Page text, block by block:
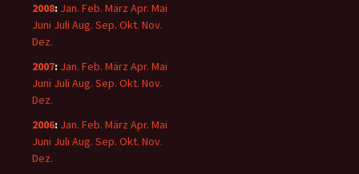
2008: Jan. Feb. März Apr. Mai
Juni Juli Aug. Sep. Okt. Nov.
Dez.
2007: Jan. Feb. März Apr. Mai
Juni Juli Aug. Sep. Okt. Nov.
Dez.
2006: Jan. Feb. März Apr. Mai
Juni Juli Aug. Sep. Okt. Nov.
Dez.